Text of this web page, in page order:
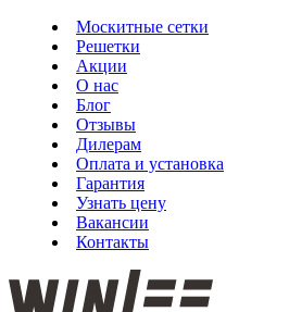
Москитные сетки
Решетки
Акции
О нас
Блог
Отзывы
Дилерам
Оплата и установка
Гарантия
Узнать цену
Вакансии
Контакты